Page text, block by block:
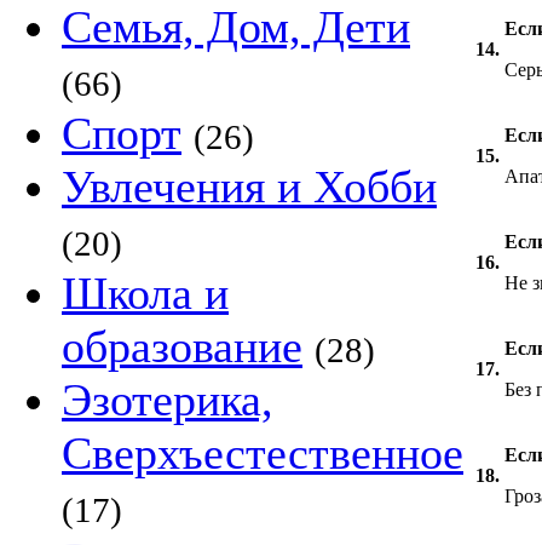
Семья, Дом, Дети
(66)
Спорт (26)
Увлечения и Хобби
(20)
Школа и
образование (28)
Эзотерика,
Сверхъестественное
(17)
14.
15.
16.
Не
17.
Без
18.